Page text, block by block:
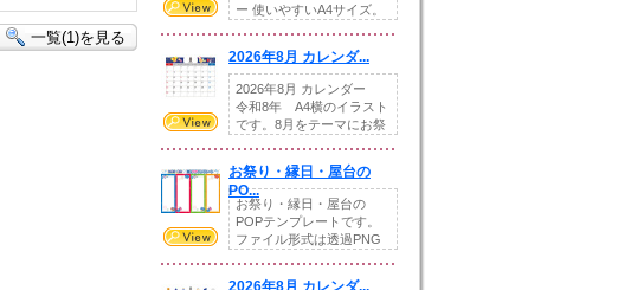
一覧(1)を見る
ー 使いやすいA4サイズ。
2026年8月 カレンダ...
2026年8月 カレンダー
令和8年 A4横のイラスト
です。8月をテーマにお祭
お祭り・縁日・屋台の
PO...
お祭り・縁日・屋台の
POPテンプレートです。
ファイル形式は透過PNG
2026年8月 カレンダ...